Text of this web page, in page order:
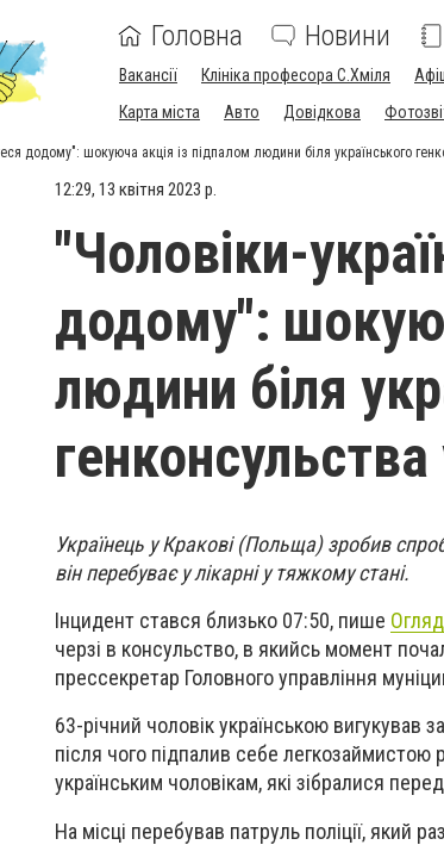
Головна Новини
Вакансії Клініка професора С.Хміля
Карта міста
Авто Довідкова
додому": шокуюча акція із підпалом людини біля українського
12:29, 13 квітня 2023 р.
"Чоловіки-
додому":
людини біля
Українець у Кракові (Польща) зробив
він перебуває у лікарні у тяжкому стані.
Інцидент стався близько 07:50, пише
черзі в консульство, в якийсь момент
прессекретар Головного управління
63-річний чоловік українською вигукував
після чого підпалив себе легкозаймистою
українським чоловікам, які зібралися
На місці перебував патруль поліції, який